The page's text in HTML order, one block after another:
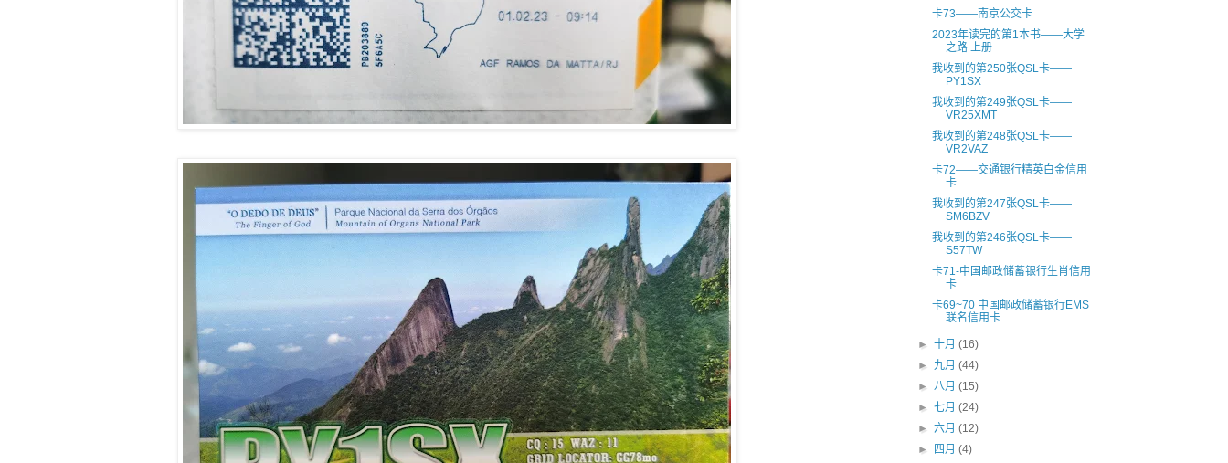
卡73——南京公交卡
2023年读完的第1本书——大学
之路 上册
我收到的第250张QSL卡——
PY1SX
我收到的第249张QSL卡——
VR25XMT
我收到的第248张QSL卡——
VR2VAZ
卡72——交通银行精英白金信用
卡
我收到的第247张QSL卡——
SM6BZV
我收到的第246张QSL卡——
S57TW
卡71-中国邮政储蓄银行生肖信用
卡
卡69~70 中国邮政储蓄银行EMS
联名信用卡
►十月(16)
► 九月(44)
►八月(15)
►七月(24)
►六月(12)
►
四月(4)